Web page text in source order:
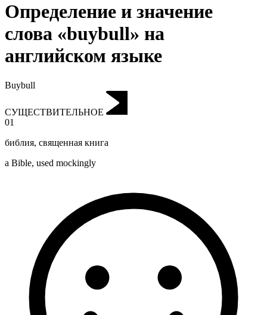
Определение и значение
слова «buybull» на
английском языке
Buybull
СУЩЕСТВИТЕЛЬНОЕ
01
библия, священная книга
a Bible, used mockingly